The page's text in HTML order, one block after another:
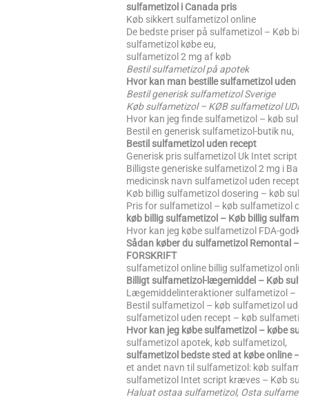
sulfametizol i Canada pris
Køb sikkert sulfametizol online
De bedste priser på sulfametizol – Køb
sulfametizol købe eu,
sulfametizol 2 mg af køb
Bestil sulfametizol på apotek
Hvor kan man bestille sulfametizol uden
Bestil generisk sulfametizol Sverige
Køb sulfametizol – KØB sulfametizol UDEN
Hvor kan jeg finde sulfametizol – køb
Bestil en generisk sulfametizol-butik nu,
Bestil sulfametizol uden recept
Generisk pris sulfametizol Uk Intet script
Billigste generiske sulfametizol 2 mg i
medicinsk navn sulfametizol uden recept
Køb billig sulfametizol dosering – køb
Pris for sulfametizol – køb sulfametizol
køb billig sulfametizol – Køb billig
Hvor kan jeg købe sulfametizol FDA-
Sådan køber du sulfametizol Remontal –
FORSKRIFT
sulfametizol online billig sulfametizol
Billigt sulfametizol-lægemiddel – Køb
Lægemiddelinteraktioner sulfametizol –
Bestil sulfametizol – køb sulfametizol
sulfametizol uden recept – køb
Hvor kan jeg købe sulfametizol – købe
sulfametizol apotek, køb sulfametizol,
sulfametizol bedste sted at købe online –
et andet navn til sulfametizol: køb
sulfametizol Intet script kræves – Køb
Haluat ostaa sulfametizol, Osta